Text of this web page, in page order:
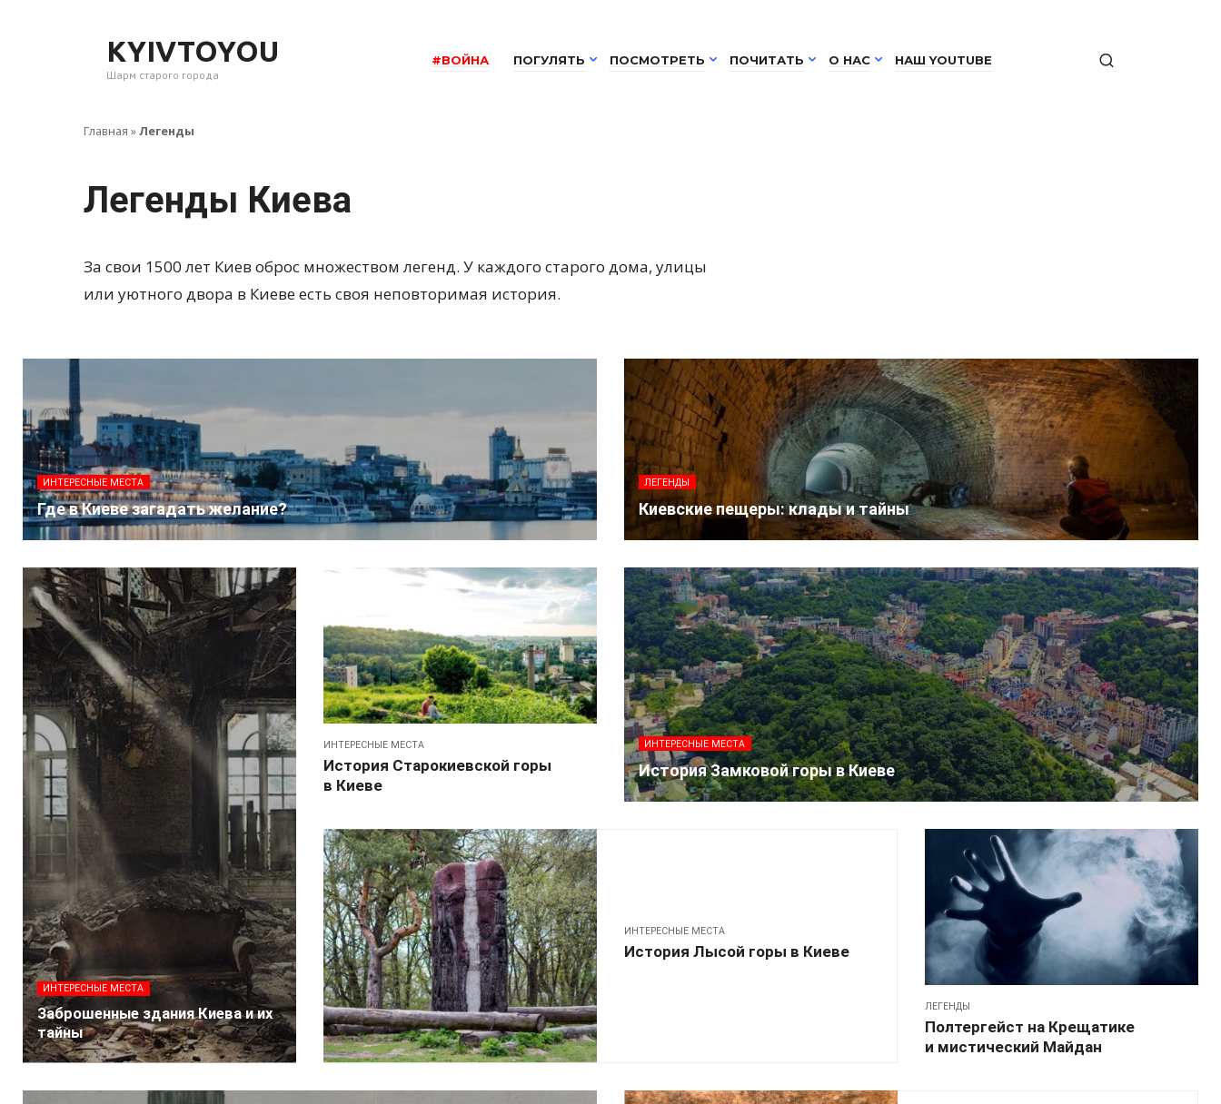
KYIVTOYOU
Шарм старого города
#ВОЙНА ПОГУЛЯТЬ ПОСМОТРЕТЬ ПОЧИТАТЬ О НАС НАШ YOUTUBE
Главная »Легенды
Легенды Киева
За свои 1500 лет Киев оброс множеством легенд. У каждого старого дома, улицы
или уютного двора в Киеве есть своя неповторимая история.
ИНТЕРЕСНЫЕ МЕСТА
Где в Киеве загадать желание?
ЛЕГЕНДЫ
Киевские пещеры: клады и тайны
ИНТЕРЕСНЫЕ МЕСТА
Заброшенные здания Киева и их
тайны
ИНТЕРЕСНЫЕ МЕСТА
История Старокиевской горы
в Киеве
ИНТЕРЕСНЫЕ МЕСТА
История Замковой горы в Киеве
ИНТЕРЕСНЫЕ МЕСТА
История Лысой горы в Киеве
ЛЕГЕНДЫ
Полтергейст на Крещатике
и мистический Майдан